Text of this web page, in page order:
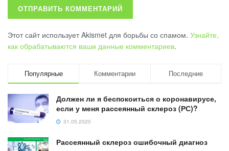
Этот сайт использует Akismet для борьбы со спамом. Узнайте,
как обрабатываются ваши данные комментариев.
Популярные Комментарии Последние
Должен ли я беспокоиться о коронавирусе,
если у меня рассеянный склероз (РС)?
31.05.2020
Рассеянный склероз ошибочный диагноз